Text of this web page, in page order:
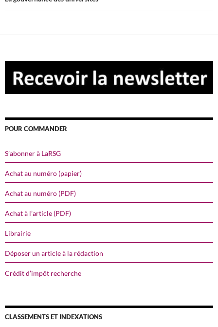
POUR COMMANDER
S’abonner à LaRSG
Achat au numéro (papier)
Achat au numéro (PDF)
Achat à l’article (PDF)
Librairie
Déposer un article à la rédaction
Crédit d’impôt recherche
CLASSEMENTS ET INDEXATIONS